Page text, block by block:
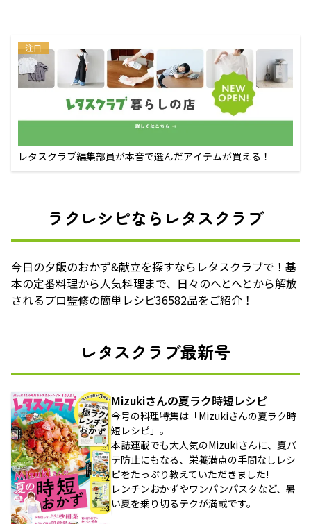
注目
レタスクラブ編集部員が本音で選んだアイテムが買える！
ラクレシピならレタスクラブ
今日の夕飯のおかず&献立を探すならレタスクラブで！基
本の定番料理から人気料理まで、日々のへとへとから解放
されるプロ監修の簡単レシピ36582品をご紹介！
レタスクラブ最新号
Mizukiさんの夏ラク時短レシピ
今号の料理特集は「Mizukiさんの夏ラク時
短レシピ」。
本誌連載でも大人気のMizukiさんに、夏バ
テ防止にもなる、栄養満点の手間なしレシ
ピをたっぷり教えていただきました!
レンチンおかずやワンパンパスタなど、暑
い夏を乗り切るテクが満載です。